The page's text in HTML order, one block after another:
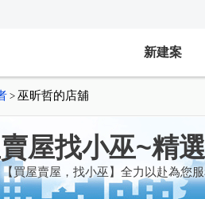
新建案
> 巫昕哲的店舖
屋找小巫~精
【買屋賣屋，找小巫】全力以赴為您服